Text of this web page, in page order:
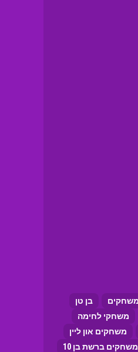
בן טן
משחקי לחימה
משחקים און ליין
משחקים ברשת בן 10